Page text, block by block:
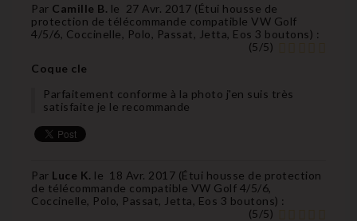
Par Camille B. le 27 Avr. 2017 (Étui housse de
protection de télécommande compatible VW Golf
4/5/6, Coccinelle, Polo, Passat, Jetta, Eos 3 boutons) :
(5/5)
Coque cle
Parfaitement conforme à la photo j'en suis très
satisfaite je le recommande
Par Luce K. le 18 Avr. 2017 (Étui housse de protection
de télécommande compatible VW Golf 4/5/6,
Coccinelle, Polo, Passat, Jetta, Eos 3 boutons) :
(5/5)